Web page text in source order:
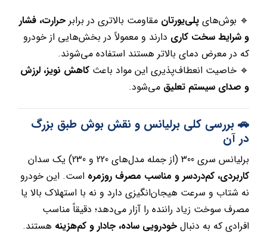
🔹 بوش‌هایپلی‌یورتانمقاومت بالاتری در برابرحرارت، فشار
و شرایط سخت کاریدارند و معمولاً در بخش‌هایی از خودرو
که در معرض دمای بالاتر هستند استفاده می‌شوند.
🔹 خاصیت انعطاف‌پذیری این مواد باعثکاهش نویز، لرزش
و صدای سیستم تعلیقمی‌شود.
🚗 بررسی کلی برلیانس و نقش بوش طبق بزرگ
در آن
برلیانس سری 300 (از جمله مدل‌های 220 و 230) یک سدان
کاربردی، کم‌دردسر و مناسب مصرف روزمرهاست. این خودرو
نه شتاب و سرعت هیجان‌انگیزی دارد و نه با استهلاک بالا یا
مصرف سوخت زیاد راننده را آزار می‌دهد؛ دقیقاً مناسب
افرادی که به دنبالخودرویی ساده، جادار و کم‌هزینههستند.